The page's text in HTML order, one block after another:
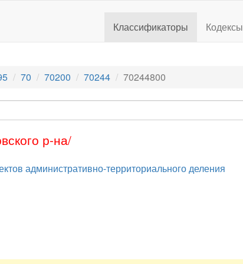
Классификаторы Кодексы
70 70200 70244 70244800
р-на/
административно-территориального деления